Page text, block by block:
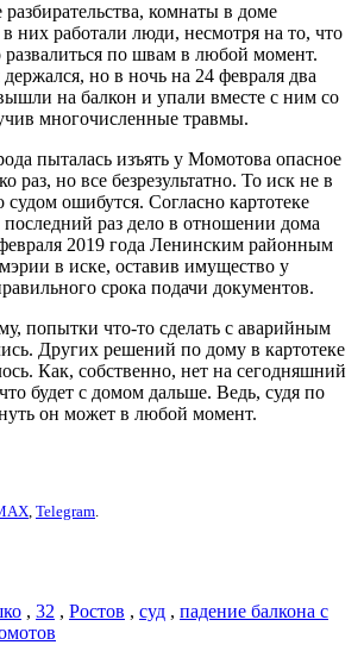
комнаты в доме
в них работали люди, несмотря на то, что
развалиться по швам в любой момент.
но в ночь на 24 февраля два
на балкон и упали вместе с ним со
многочисленные травмы.
пыталась изъять у Момотова опасное
раз, но все безрезультатно. То иск не в
судом ошибутся. Согласно картотеке
раз дело в отношении дома
2019 года Ленинским районным
в иске, оставив имущество у
срока подачи документов.
попытки что-то сделать с аварийным
Других решений по дому в картотеке
Как, собственно, нет на сегодняшний
будет с домом дальше. Ведь, судя по
он может в любой момент.
, Telegram.
, 32 , Ростов , суд , падение балкона с